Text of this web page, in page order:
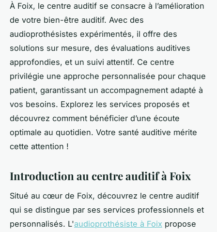
À Foix, le centre auditif se consacre à l’amélioration
de votre bien-être auditif. Avec des
audioprothésistes expérimentés, il offre des
solutions sur mesure, des évaluations auditives
approfondies, et un suivi attentif. Ce centre
privilégie une approche personnalisée pour chaque
patient, garantissant un accompagnement adapté à
vos besoins. Explorez les services proposés et
découvrez comment bénéficier d’une écoute
optimale au quotidien. Votre santé auditive mérite
cette attention !
Introduction au centre auditif à Foix
Situé au cœur de Foix, découvrez le centre auditif
qui se distingue par ses services professionnels et
personnalisés. L'audioprothésiste à Foix propose